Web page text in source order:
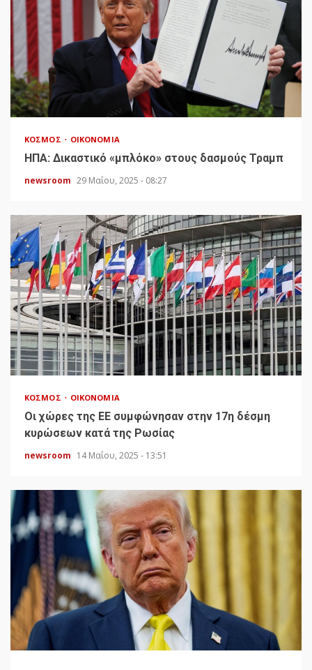
ΚΌΣΜΟΣ ΟΙΚΟΝΟΜΊΑ
HΠΑ: Δικαστικό «μπλόκο» στους δασμούς Τραμπ
newsroom 29 Μαΐου, 2025 - 08:27
ΚΌΣΜΟΣ ΟΙΚΟΝΟΜΊΑ
Οι χώρες της ΕΕ συμφώνησαν στην 17η δέσμη
κυρώσεων κατά της Ρωσίας
newsroom 14 Μαΐου, 2025 - 13:51